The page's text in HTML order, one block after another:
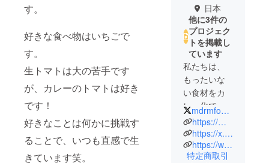
す。
好きな食べ物はいちごで
す。
生トマトは大の苦手です
が、カレーのトマトは好き
です！
好きなことは何かに挑戦す
ることで、いつも直感で生
きています笑。
日本
他に3件の
プロジェク
トを掲載し
ています
私たちは、
もったいな
い食材をカ
レー化で
フードロス
を解消する
をミッショ
ンに、フー
mdrmfoods_curry
https://medorumafoods.com/
https://x.com/mdrmfoods_curry
https://www.instagram.com/medorumafoods_retortcurry/
特定商取引